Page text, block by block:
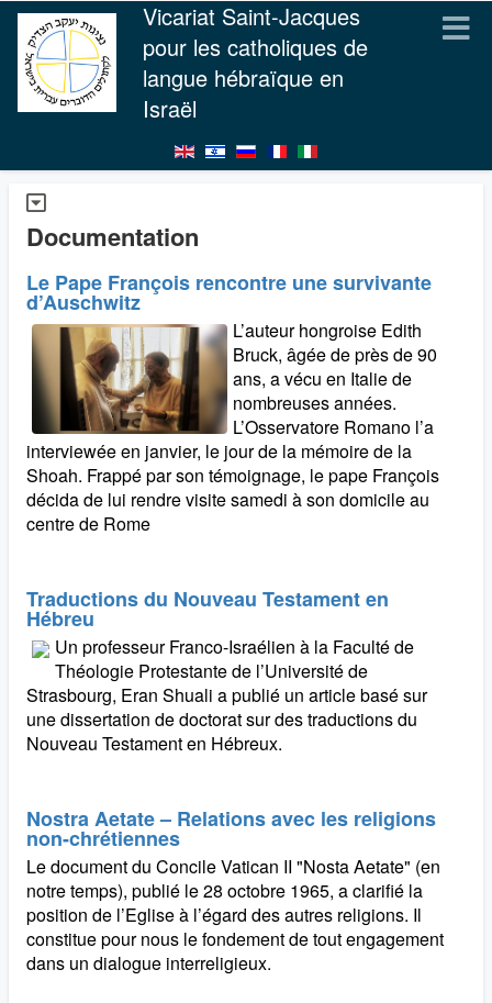
Vicariat Saint-Jacques
pour les catholiques de
langue hébraïque en
Israël
Documentation
Le Pape François rencontre une survivante
d’Auschwitz
L’auteur hongroise Edith
Bruck, âgée de près de 90
ans, a vécu en Italie de
nombreuses années.
L’Osservatore Romano l’a
interviewée en janvier, le jour de la mémoire de la
Shoah. Frappé par son témoignage, le pape François
décida de lui rendre visite samedi à son domicile au
centre de Rome
Traductions du Nouveau Testament en
Hébreu
Un professeur Franco-Israélien à la Faculté de
Théologie Protestante de l’Université de
Strasbourg, Eran Shuali a publié un article basé sur
une dissertation de doctorat sur des traductions du
Nouveau Testament en Hébreux.
Nostra Aetate – Relations avec les religions
non-chrétiennes
Le document du Concile Vatican II "Nosta Aetate" (en
notre temps), publié le 28 octobre 1965, a clarifié la
position de l’Eglise à l’égard des autres religions. Il
constitue pour nous le fondement de tout engagement
dans un dialogue interreligieux.